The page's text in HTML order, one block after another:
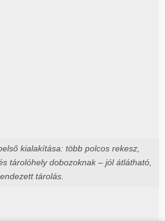
kialakítása: több polcos rekesz,
tárolóhely dobozoknak – jól átlátható,
tárolás.